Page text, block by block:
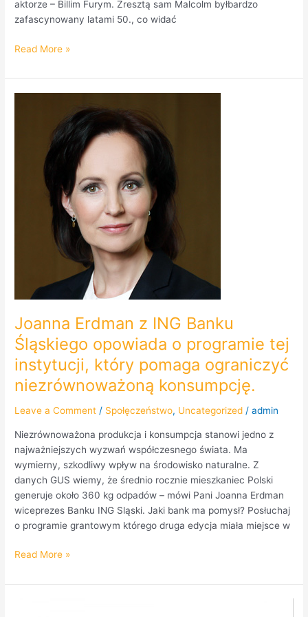
aktorze – Billim Furym. Zresztą sam Malcolm byłbardzo
zafascynowany latami 50., co widać
Read More »
Joanna Erdman z ING Banku
Śląskiego opowiada o programie tej
instytucji, który pomaga ograniczyć
niezrównoważoną konsumpcję.
Leave a Comment / Społęczeństwo, Uncategorized /admin
Niezrównoważona produkcja i konsumpcja stanowi jedno z
najważniejszych wyzwań współczesnego świata. Ma
wymierny, szkodliwy wpływ na środowisko naturalne. Z
danych GUS wiemy, że średnio rocznie mieszkaniec Polski
generuje około 360 kg odpadów – mówi Pani Joanna Erdman
wiceprezes Banku ING Sląski. Jaki bank ma pomysł? Posłuchaj
o programie grantowym którego druga edycja miała miejsce w
opowiada
programie
ograniczyć
konsumpcję.
Read More »